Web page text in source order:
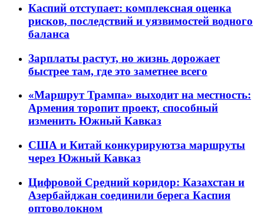
Каспий отступает: комплексная оценка
рисков, последствий и уязвимостей водного
баланса
Зарплаты растут, но жизнь дорожает
быстрее там, где это заметнее всего
«Маршрут Трампа» выходит на местность:
Армения торопит проект, способный
изменить Южный Кавказ
США и Китай конкурируютза маршруты
через Южный Кавказ
Цифровой Средний коридор: Казахстан и
Азербайджан соединили берега Каспия
оптоволокном